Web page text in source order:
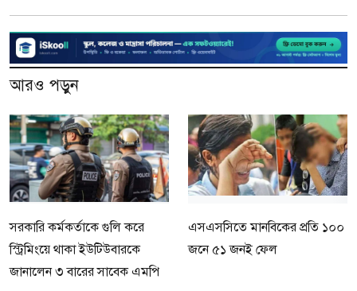
আরও পড়ুন
সরকারি কর্মকর্তাকে গুলি করে
স্ট্রিমিংয়ে থাকা ইউটিউবারকে
জানালেন ৩ বারের সাবেক এমপি
এসএসসিতে মানবিকের প্রতি ১০০
জনে ৫১ জনই ফেল